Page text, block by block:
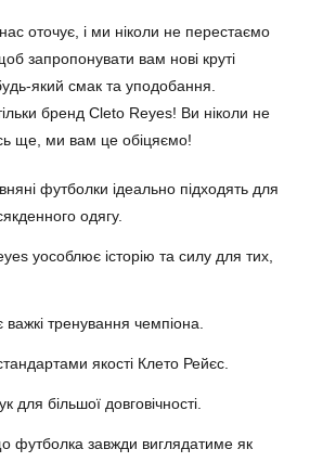
оточує, і ми ніколи не перестаємо
запропонувати вам нові круті
який смак та уподобання.
бренд Cleto Reyes! Ви ніколи не
ще, ми вам це обіцяємо!
футболки ідеально підходять для
одягу.
уособлює історію та силу для тих,
тренування чемпіона.
якості Клето Рейєс.
для більшої довговічності.
футболка завжди виглядатиме як